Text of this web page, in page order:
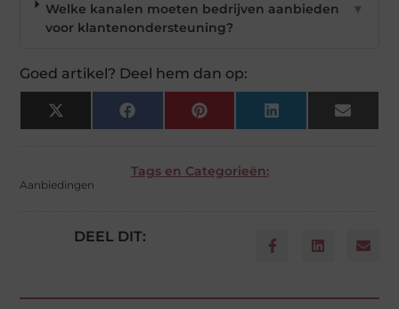
Welke kanalen moeten bedrijven aanbieden
voor klantenondersteuning?
▼
Goed artikel? Deel hem dan op:
X
(Twitter)
Facebook Pinterest LinkedIn Email
Tags en Categorieën:
Aanbiedingen
DEEL DIT: